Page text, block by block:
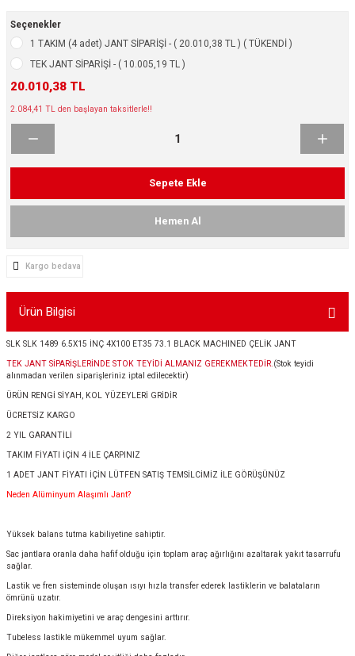
Lastikleri
Çelik Jantlar
Seçenekler
1 TAKIM (4 adet) JANT SİPARİŞİ - ( 20.010,38 TL ) ( TÜKENDİ )
TEK JANT SİPARİŞİ - ( 10.005,19 TL )
20.010,38 TL
2.084,41 TL den başlayan taksitlerle!!
Sepete Ekle
Hemen Al
Kargo bedava
Ürün Bilgisi
SLK SLK 1489 6.5X15 İNÇ 4X100 ET35 73.1 BLACK MACHINED ÇELİK JANT
TEK JANT SİPARİŞLERİNDE STOK TEYİDİ ALMANIZ GEREKMEKTEDİR. (Stok teyidi
alınmadan verilen siparişleriniz iptal edilecektir)
ÜRÜN RENGİ SİYAH, KOL YÜZEYLERİ GRİDİR
ÜCRETSİZ KARGO
2 YIL GARANTİLİ
TAKIM FİYATI İÇİN 4 İLE ÇARPINIZ
1 ADET JANT FİYATI İÇİN LÜTFEN SATIŞ TEMSİLCİMİZ İLE GÖRÜŞÜNÜZ
Neden Alüminyum Alaşımlı Jant?
Yüksek balans tutma kabiliyetine sahiptir.
Sac jantlara oranla daha hafif olduğu için toplam araç ağırlığını azaltarak yakıt tasarrufu
sağlar.
Lastik ve fren sisteminde oluşan ısıyı hızla transfer ederek lastiklerin ve balataların
ömrünü uzatır.
Direksiyon hakimiyetini ve araç dengesini arttırır.
Tubeless lastikle mükemmel uyum sağlar.